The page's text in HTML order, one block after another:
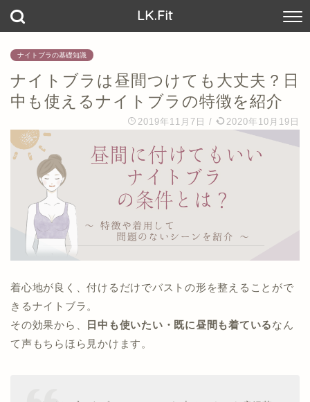
LK.Fit
ナイトブラの基礎知識
ナイトブラは昼間つけても大丈夫？日
中も使えるナイトブラの特徴を紹介
2019年11月7日 / 2020年10月19日
着心地が良く、付けるだけでバストの形を整えることがで
きるナイトブラ。
その効果から、
日中も使いたい・既に昼間も着ているなん
て声もちらほら見かけます。